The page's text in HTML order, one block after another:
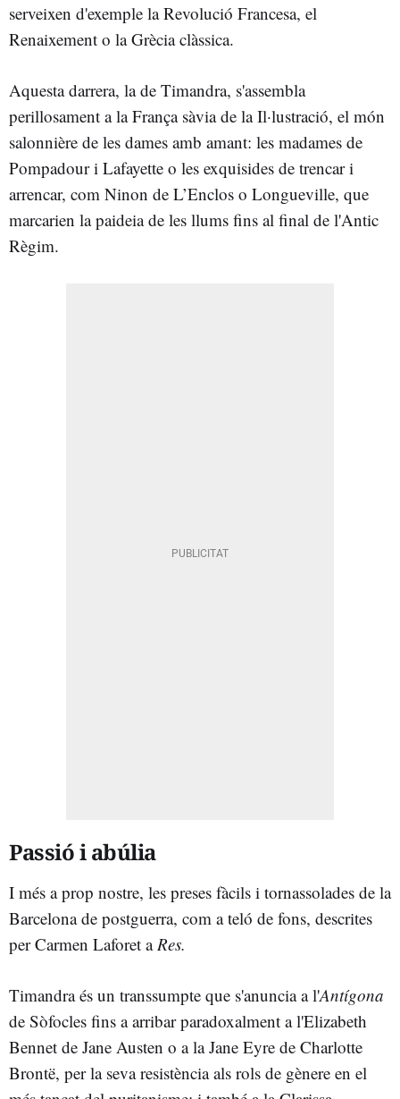
serveixen d'exemple la Revolució Francesa, el
Renaixement o la Grècia clàssica.
Aquesta darrera, la de Timandra, s'assembla
perillosament a la França sàvia de la Il·lustració, el món
salonnière de les dames amb amant: les madames de
Pompadour i Lafayette o les exquisides de trencar i
arrencar, com Ninon de L’Enclos o Longueville, que
marcarien la paideia de les llums fins al final de l'Antic
Règim.
Passió i abúlia
I més a prop nostre, les preses fàcils i tornassolades de la
Barcelona de postguerra, com a teló de fons, descrites
per Carmen Laforet a Res.
Timandra és un transsumpte que s'anuncia a l'Antígona
de Sòfocles fins a arribar paradoxalment a l'Elizabeth
Bennet de Jane Austen o a la Jane Eyre de Charlotte
Brontë, per la seva resistència als rols de gènere en el